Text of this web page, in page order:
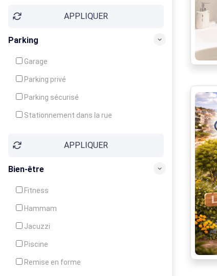
Jeux d'enfantsAPPLIQUER
Parking
Garage
Parking privé
Parking sécurisé
Stationnement dans la rue
APPLIQUER
Bien-être
Fitness
Hammam
Jacuzzi
Piscine
Remise en forme